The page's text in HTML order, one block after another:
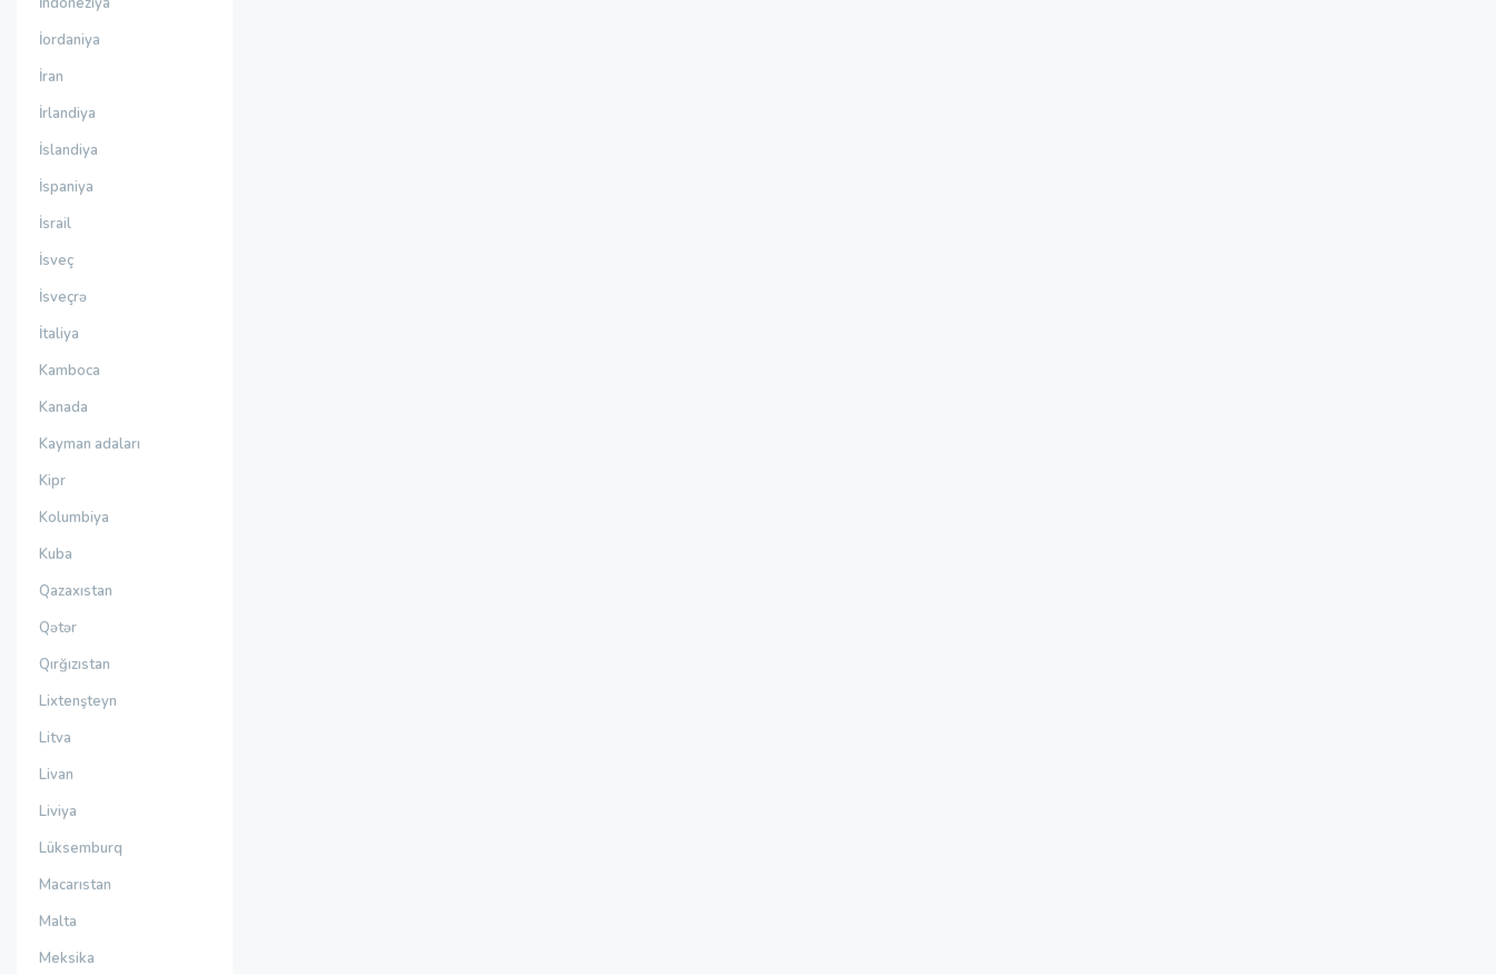
İordaniya
İran
İrlandiya
İslandiya
İspaniya
İsrail
İsveç
İsveçrə
İtaliya
Kamboca
Kanada
Kayman adaları
Kipr
Kolumbiya
Kuba
Qazaxıstan
Qətər
Qırğızıstan
Lixtenşteyn
Litva
Livan
Liviya
Lüksemburq
Macarıstan
Malta
Meksika